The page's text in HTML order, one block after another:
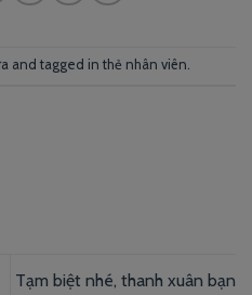
and tagged in thẻ nhân viên
Tạm biệt nhé, thanh xuân bạn